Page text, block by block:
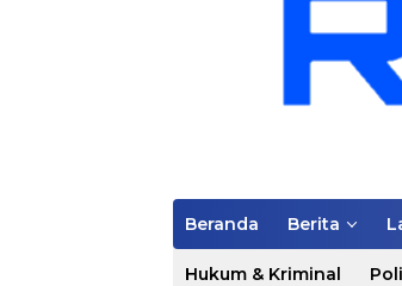
Beranda Berita
Hukum & Kriminal